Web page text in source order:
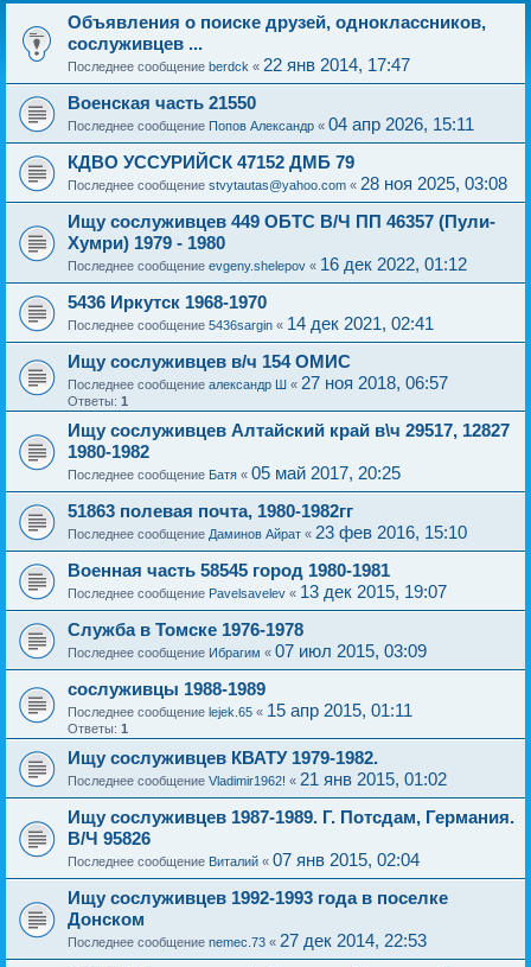
Объявления о поиске друзей, одноклассников,
сослуживцев ...
Последнее сообщение berdck « 22 янв 2014, 17:47
Военская часть 21550
Последнее сообщение Попов Александр « 04 апр 2026, 15:11
КДВО УССУРИЙСК 47152 ДМБ 79
Последнее сообщение stvytautas@yahoo.com « 28 ноя 2025, 03:08
Ищу сослуживцев 449 ОБТС В/Ч ПП 46357 (Пули-
Хумри) 1979 - 1980
Последнее сообщение evgeny.shelepov « 16 дек 2022, 01:12
5436 Иркутск 1968-1970
Последнее сообщение 5436sargin « 14 дек 2021, 02:41
Ищу сослуживцев в/ч 154 ОМИС
Последнее сообщение александр Ш « 27 ноя 2018, 06:57
Ответы: 1
Ищу сослуживцев Алтайский край в\ч 29517, 12827
1980-1982
Последнее сообщение Батя « 05 май 2017, 20:25
51863 полевая почта, 1980-1982гг
Последнее сообщение Даминов Айрат « 23 фев 2016, 15:10
Военная часть 58545 город 1980-1981
Последнее сообщение Pavelsavelev « 13 дек 2015, 19:07
Служба в Томске 1976-1978
Последнее сообщение Ибрагим « 07 июл 2015, 03:09
сослуживцы 1988-1989
Последнее сообщение lejek.65 « 15 апр 2015, 01:11
Ответы: 1
Ищу сослуживцев КВАТУ 1979-1982.
Последнее сообщение Vladimir1962! « 21 янв 2015, 01:02
Ищу сослуживцев 1987-1989. Г. Потсдам, Германия.
В/Ч 95826
Последнее сообщение Виталий « 07 янв 2015, 02:04
Ищу сослуживцев 1992-1993 года в поселке
Донском
Последнее сообщение nemec.73 « 27 дек 2014, 22:53